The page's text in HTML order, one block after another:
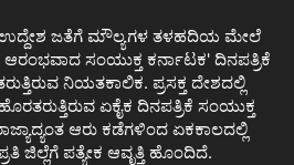
ಉದ್ದೇಶ ಜತೆಗೆ ಮೌಲ್ಯಗಳ ತಳಹದಿಯ ಮೇಲೆ
ಆರಂಭವಾದ ಸಂಯುಕ್ತ ಕರ್ನಾಟಕ' ದಿನಪತ್ರಿಕೆ
ನಿಯತಕಾಲಿಕ. ಪ್ರಸಕ್ತ ದೇಶದಲ್ಲಿ
ಏಕೈಕ ದಿನಪತ್ರಿಕೆ ಸಂಯುಕ್ತ
ಆರು ಕಡೆಗಳಿಂದ ಏಕಕಾಲದಲ್ಲಿ
ಜಿಲ್ಲೆಗೆ ಪತ್ಯೇಕ ಆವೃತ್ತಿ ಹೊಂದಿದೆ.